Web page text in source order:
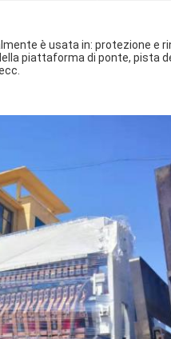
è usata in: protezione e
piattaforma di ponte, pista